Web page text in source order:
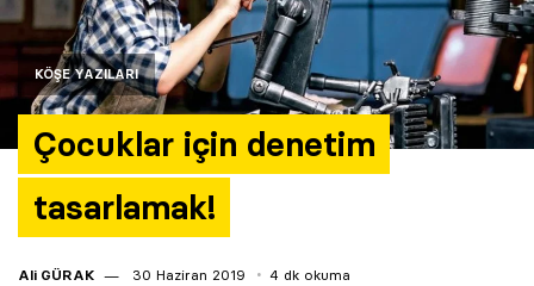
KÖŞE YAZILARI
Çocuklar için denetim
tasarlamak!
Ali GÜRAK 30 Haziran 2019 4 dk okuma